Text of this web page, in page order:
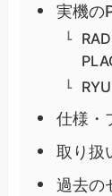
実機の
仕様・
取り扱
過去の